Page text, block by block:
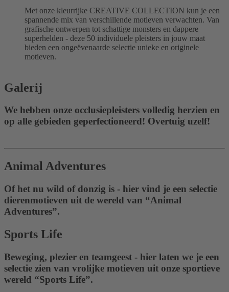
Met onze kleurrijke CREATIVE COLLECTION kun je een
spannende mix van verschillende motieven verwachten. Van
grafische ontwerpen tot schattige monsters en dappere
superhelden - deze 50 individuele pleisters in jouw maat
bieden een ongeëvenaarde selectie unieke en originele
motieven.
Galerij
We hebben onze occlusiepleisters volledig herzien en
op alle gebieden geperfectioneerd! Overtuig uzelf!
Animal Adventures
Of het nu wild of donzig is - hier vind je een selectie
dierenmotieven uit de wereld van “Animal
Adventures”.
Sports Life
Beweging, plezier en teamgeest - hier laten we je een
selectie zien van vrolijke motieven uit onze sportieve
wereld “Sports Life”.